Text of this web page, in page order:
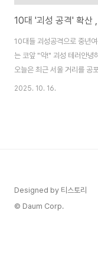
10대들 괴성공격으로 중년
는 코앞 "악!" 괴성 테러안녕
오늘은 최근 서울 거리를 공
히 분석해보겠습니다. 바로
이건 단순한 장난이 아니라,
2025. 10. 16.
Designed by 티스토리
© Daum Corp.